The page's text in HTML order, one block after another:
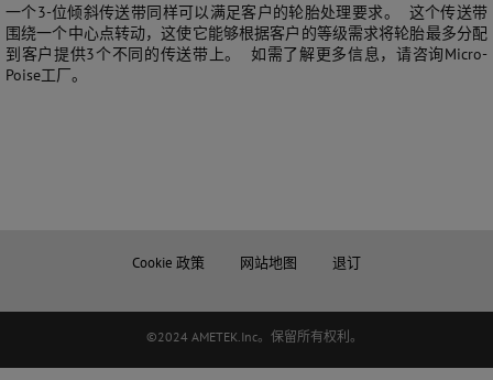
一个3-位倾斜传送带同样可以满足客户的轮胎处理要求。 这个传送带
围绕一个中心点转动，这使它能够根据客户的等级需求将轮胎最多分配
到客户提供3个不同的传送带上。 如需了解更多信息，请咨询Micro-
Poise工厂。
Cookie 政策 网站地图 退订
©2024 AMETEK.Inc。保留所有权利。